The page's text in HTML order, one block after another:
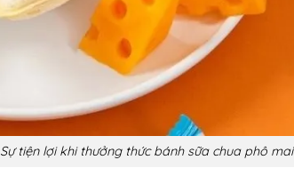
Sự tiện lợi khi thưởng thức bánh sữa chua phô mai